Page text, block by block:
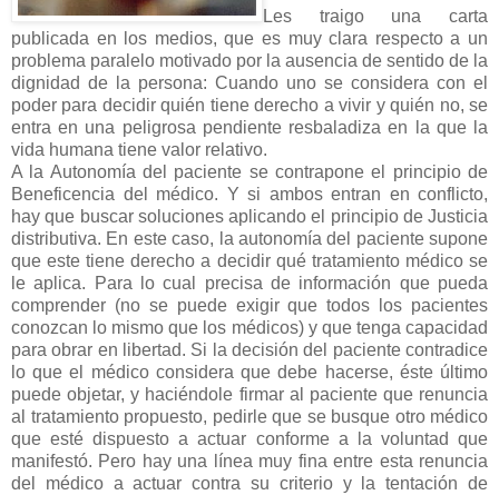
Les traigo una carta
publicada en los medios, que es muy clara respecto a un
problema paralelo motivado por la ausencia de sentido de la
dignidad de la persona: Cuando uno se considera con el
poder para decidir quién tiene derecho a vivir y quién no, se
entra en una peligrosa pendiente resbaladiza en la que la
vida humana tiene valor relativo.
A la Autonomía del paciente se contrapone el principio de
Beneficencia del médico. Y si ambos entran en conflicto,
hay que buscar soluciones aplicando el principio de Justicia
distributiva. En este caso, la autonomía del paciente supone
que este tiene derecho a decidir qué tratamiento médico se
le aplica. Para lo cual precisa de información que pueda
comprender (no se puede exigir que todos los pacientes
conozcan lo mismo que los médicos) y que tenga capacidad
para obrar en libertad. Si la decisión del paciente contradice
lo que el médico considera que debe hacerse, éste último
puede objetar, y haciéndole firmar al paciente que renuncia
al tratamiento propuesto, pedirle que se busque otro médico
que esté dispuesto a actuar conforme a la voluntad que
manifestó. Pero hay una línea muy fina entre esta renuncia
del médico a actuar contra su criterio y la tentación de